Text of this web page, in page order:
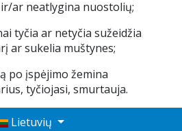
ar neatlygina nuostolių;
tyčia ar netyčia sužeidžia
ar sukelia muštynes;
po įspėjimo žemina
tyčiojasi, smurtauja.
Lietuvių